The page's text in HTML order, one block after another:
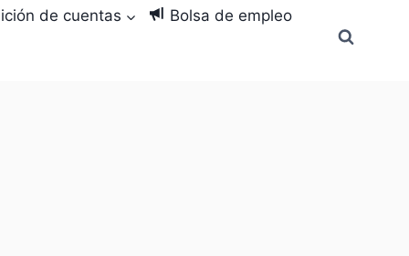
de cuentas Bolsa de empleo